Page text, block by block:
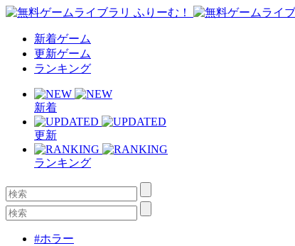
新着ゲーム
更新ゲーム
ランキング
新着
更新
ランキング
#ホラー